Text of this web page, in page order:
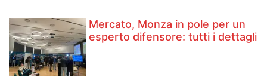
Mercato, Monza in pole per un
esperto difensore: tutti i dettagli